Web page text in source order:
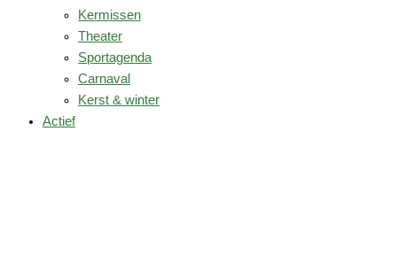
Kermissen
Theater
Sportagenda
Carnaval
Kerst & winter
Actief